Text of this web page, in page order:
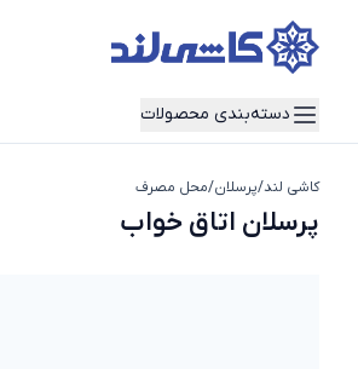
دسته‌بندی محصولات
کاشی لند/پرسلان/محل مصرف
پرسلان اتاق خواب